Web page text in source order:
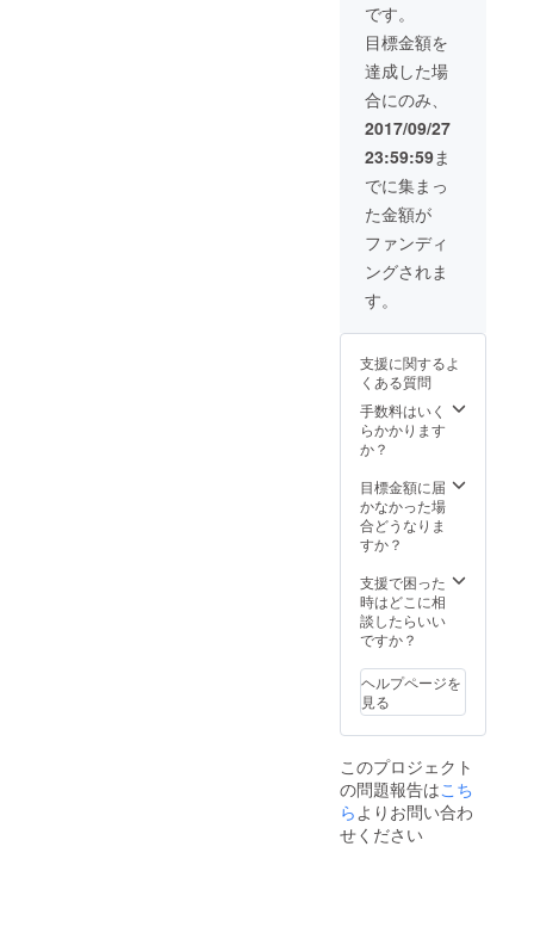
のグッ
ズを進
呈しま
す。
です。
目標金額を
達成した場
合にのみ、
2017/09/27
23:59:59ま
でに集まっ
た金額が
ファンディ
ングされま
す。
支援に関するよ
くある質問
手数料はいく
らかかります
か？
目標金額に届
かなかった場
合どうなりま
すか？
支援で困った
時はどこに相
談したらいい
ですか？
ヘルプページを
見る
このプロジェクト
の問題報告はこち
らよりお問い合わ
せください